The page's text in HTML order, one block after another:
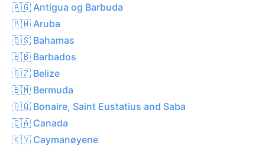
🇦🇬 Antigua og Barbuda
🇦🇼 Aruba
🇧🇸 Bahamas
🇧🇧 Barbados
🇧🇿 Belize
🇧🇲 Bermuda
🇧🇶 Bonaire, Saint Eustatius and Saba
🇨🇦 Canada
🇰🇾 Caymanøyene